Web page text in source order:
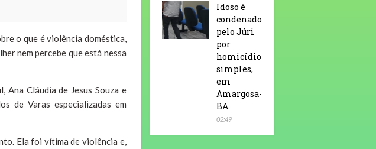
o que é violência doméstica,
nem percebe que está nessa
Ana Cláudia de Jesus Souza e
de Varas especializadas em
Ela foi vítima de violência e,
Idoso é
condenado
pelo Júri
por
homicídio
simples,
em
Amargosa-
BA.
02:49